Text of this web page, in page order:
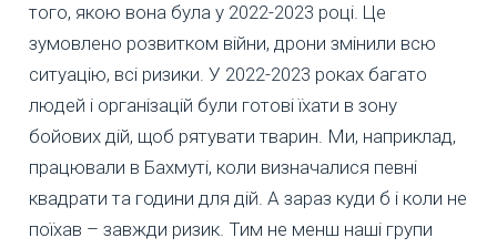
того, якою вона була у 2022-2023 році. Це
зумовлено розвитком війни, дрони змінили всю
ситуацію, всі ризики. У 2022-2023 роках багато
людей і організацій були готові їхати в зону
бойових дій, щоб рятувати тварин. Ми, наприклад,
працювали в Бахмуті, коли визначалися певні
квадрати та години для дій. А зараз куди б і коли не
поїхав – завжди ризик. Тим не менш наші групи